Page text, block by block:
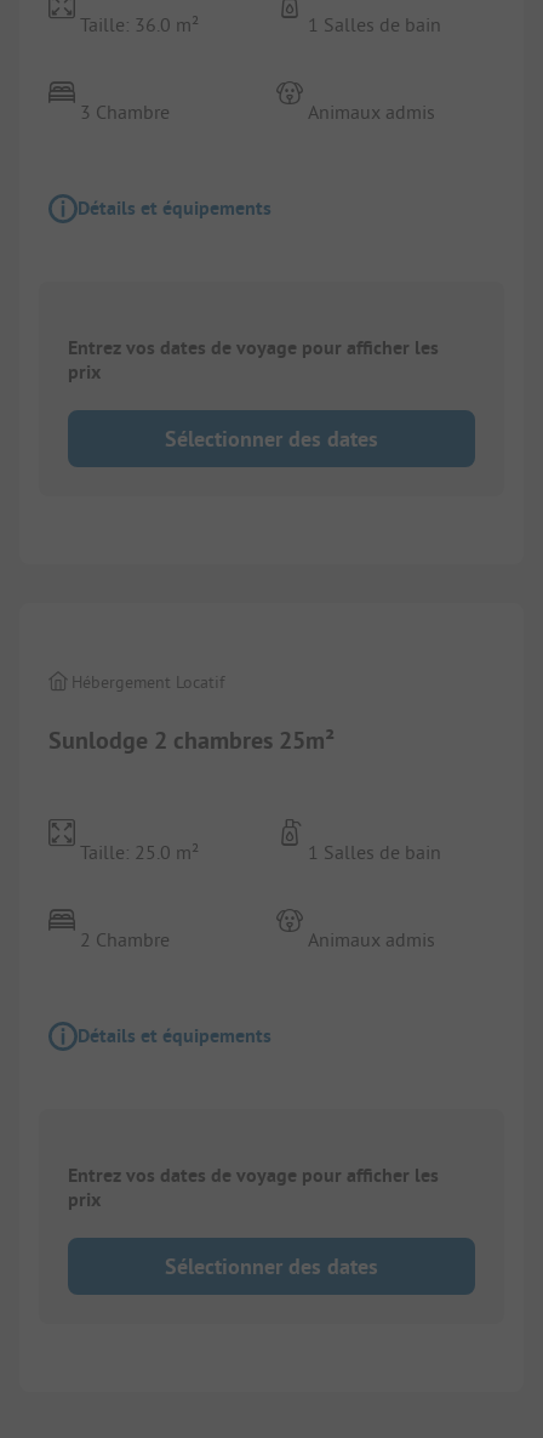
Taille: 36.0 m²
3 Chambre
1 Salles de bain
Animaux admis
Détails et équipements
Entrez vos dates de voyage pour afficher les
prix
Sélectionner des dates
Sunlodge 2 chambres 25m²
Hébergement Locatif
Taille: 25.0 m²
2 Chambre
1 Salles de bain
Animaux admis
Détails et équipements
Entrez vos dates de voyage pour afficher les
prix
Sélectionner des dates